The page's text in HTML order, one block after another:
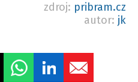
zdroj: pribram.cz
autor: jk